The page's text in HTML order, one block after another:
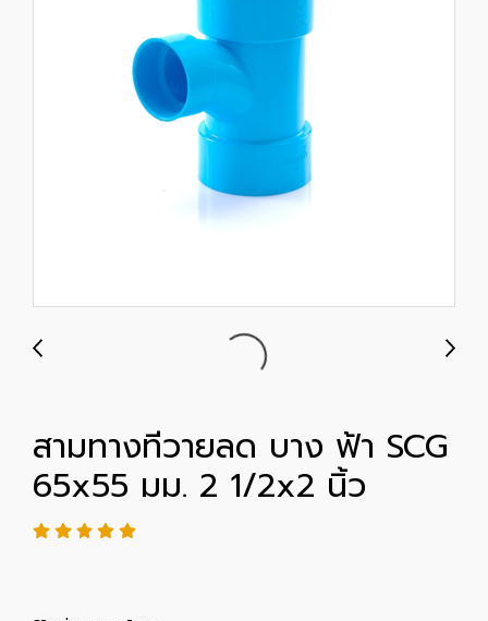
สามทางทีวายลด บาง ฟ้า SCG
65x55 มม. 2 1/2x2 นิ้ว